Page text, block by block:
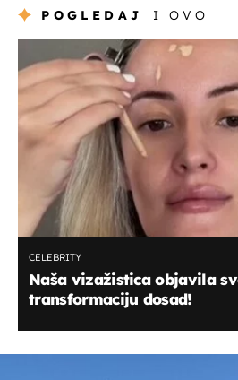
POGLEDAJ I OVO
CELEBRITY
Naša vizažistica objavila
transformaciju dosad!